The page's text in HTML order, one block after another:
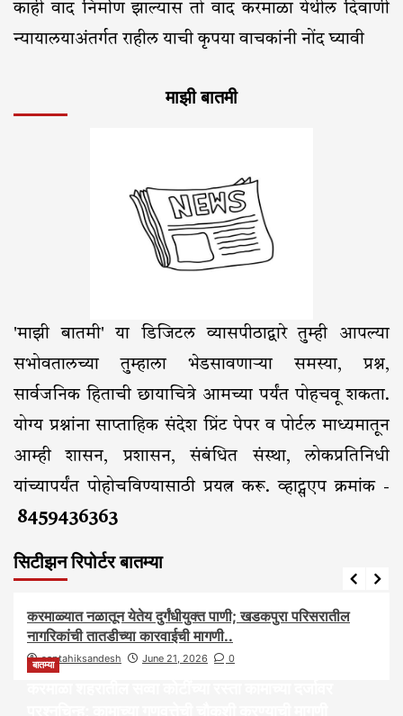
काही वाद निर्माण झाल्यास तो वाद करमाळा येथील दिवाणी
न्यायालयाअंतर्गत राहील याची कृपया वाचकांनी नोंद घ्यावी
माझी बातमी
'माझी बातमी' या डिजिटल व्यासपीठाद्वारे तुम्ही आपल्या
सभोवतालच्या तुम्हाला भेडसावणाऱ्या समस्या, प्रश्न,
सार्वजनिक हिताची छायाचित्रे आमच्या पर्यंत पोहचवू शकता.
योग्य प्रश्नांना साप्ताहिक संदेश प्रिंट पेपर व पोर्टल माध्यमातून
आम्ही शासन, प्रशासन, संबंधित संस्था, लोकप्रतिनिधी
यांच्यापर्यंत पोहोचविण्यासाठी प्रयत्न करू. व्हाट्सएप क्रमांक -
8459436363
सिटीझन रिपोर्टर बातम्या
आरोग्य आवाज जनतेचा बातम्या
करमाळ्यात नळातून येतेय दुर्गंधीयुक्त पाणी; खडकपुरा परिसरातील
नागरिकांची तातडीच्या कारवाईची मागणी..
saptahiksandesh June 21, 2026 0
बातम्या